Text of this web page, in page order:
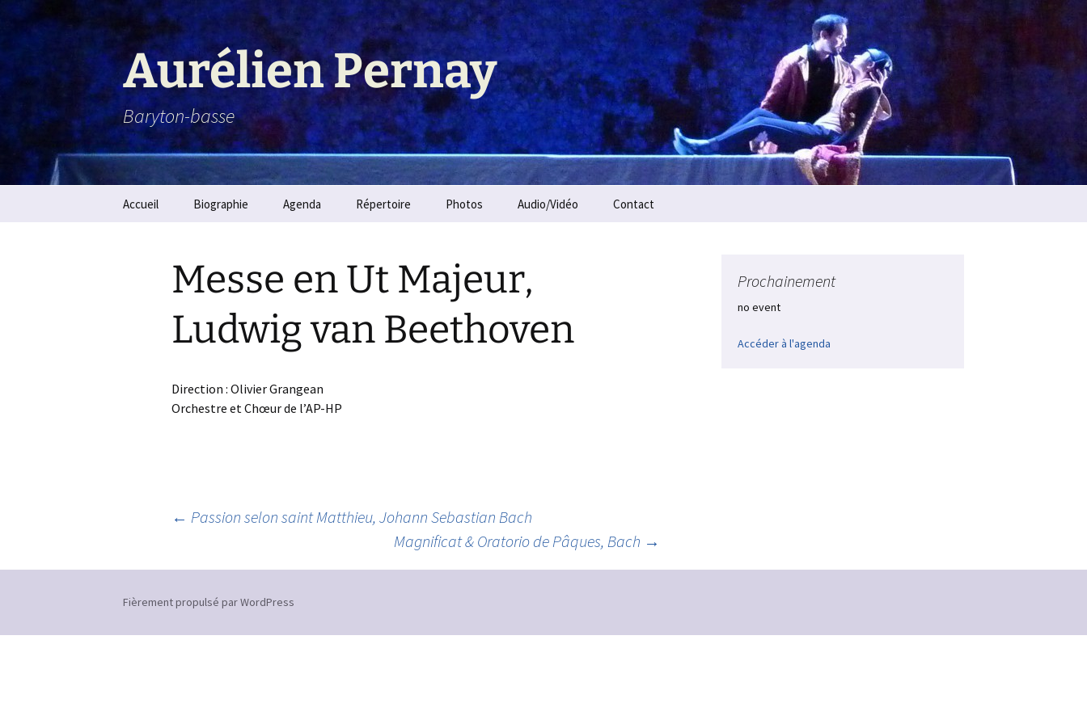
Aurélien Pernay
Baryton-basse
Accueil Biographie Agenda Répertoire Photos Audio/Vidéo Contact
Messe en Ut Majeur,
Ludwig van Beethoven
Direction : Olivier Grangean
Orchestre et Chœur de l’AP-HP
Navigation
des
articles
← Passion selon saint Matthieu, Johann Sebastian Bach
Magnificat & Oratorio de Pâques, Bach →
Prochainement
no event
Accéder à l'agenda
Fièrement propulsé par WordPress